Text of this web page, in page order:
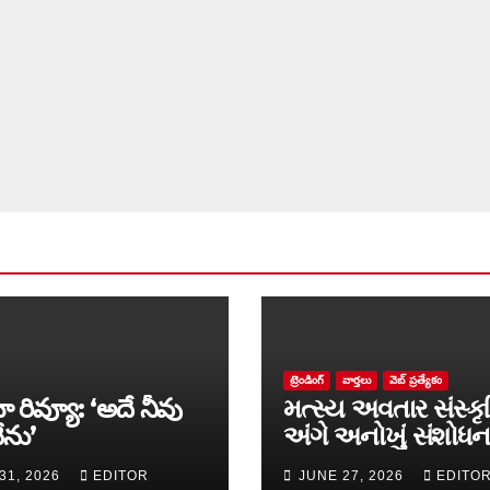
‘అదే నీవు
2026 EDITOR
ట్రెండింగ్ వార్త‌లు వెబ్ ప్రత్యేకం
મત્સ્ય અવતાર
અંગે અનોખું સંશોધન
માળખું રજૂ
JUNE 27, 2026 EDITOR